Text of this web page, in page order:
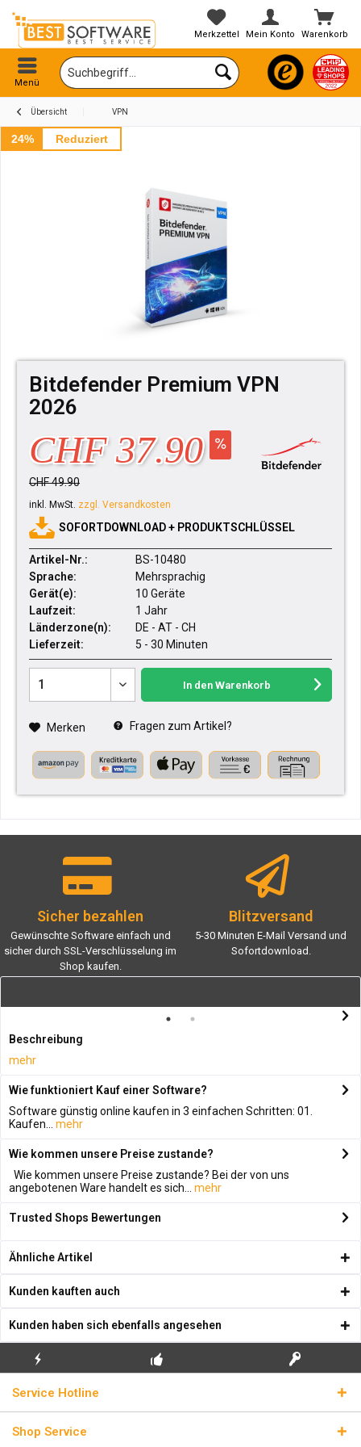
Warenkorb
Merkzettel Mein Konto
Menü
Übersicht VPN
24% Reduziert
Bitdefender Premium VPN
2026
CHF 37.90
CHF 49.90
inkl. MwSt. zzgl. Versandkosten
SOFORTDOWNLOAD + PRODUKTSCHLÜSSEL
Artikel-Nr.:
BS-10480
Sprache:
Mehrsprachig
Gerät(e):
10 Geräte
Laufzeit:
1 Jahr
Länderzone(n):
DE - AT - CH
Lieferzeit:
5 - 30 Minuten
In den Warenkorb
Merken Fragen zum Artikel?
Sicher bezahlen
Gewünschte Software einfach und
sicher durch SSL-Verschlüsselung im
Shop kaufen.
Blitzversand
5-30 Minuten E-Mail Versand und
Sofortdownload.
Beschreibung
mehr
Wie funktioniert Kauf einer Software?
Software günstig online kaufen in 3 einfachen Schritten: 01.
Kaufen...
mehr
Wie kommen unsere Preise zustande?
Wie kommen unsere Preise zustande? Bei der von uns
angebotenen Ware handelt es sich...
mehr
Trusted Shops Bewertungen
Ähnliche Artikel
Kunden kauften auch
Kunden haben sich ebenfalls angesehen
BLITZVERSAND
LIZENZSCHLÜSSEL
Service Hotline
Shop Service